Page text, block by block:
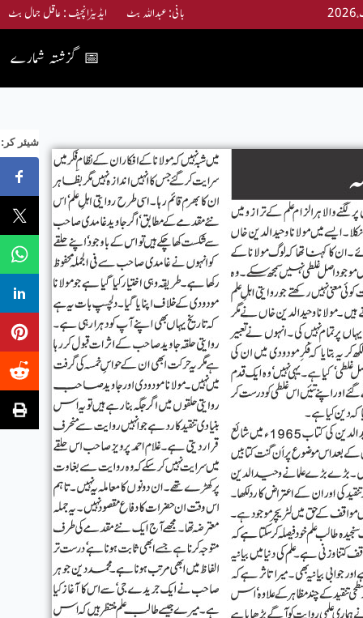
بانی: عبداللہ بٹ ایڈیٹرانچیف : عاقل جمال بٹ
گزشتہ شمارے 📅
:شیئر کر